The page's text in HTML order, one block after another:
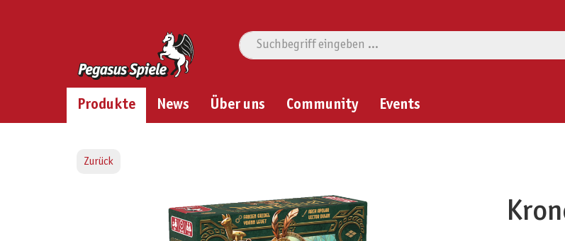
Produkte News Über uns Community Events
Zurück
Bildergalerie überspringen